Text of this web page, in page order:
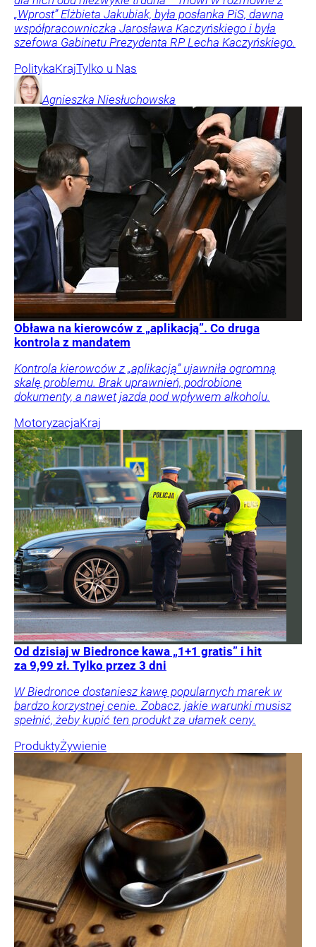
„Wprost” Elżbieta Jakubiak, była posłanka PiS, dawna
współpracowniczka Jarosława Kaczyńskiego i była
szefowa Gabinetu Prezydenta RP Lecha Kaczyńskiego.
PolitykaKrajTylko u Nas
Agnieszka Niesłuchowska
Obława na kierowców z „aplikacją”. Co druga
kontrola z mandatem
Kontrola kierowców z „aplikacją” ujawniła ogromną
skalę problemu. Brak uprawnień, podrobione
dokumenty, a nawet jazda pod wpływem alkoholu.
MotoryzacjaKraj
Od dzisiaj w Biedronce kawa „1+1 gratis” i hit
za 9,99 zł. Tylko przez 3 dni
W Biedronce dostaniesz kawę popularnych marek w
bardzo korzystnej cenie. Zobacz, jakie warunki musisz
spełnić, żeby kupić ten produkt za ułamek ceny.
ProduktyŻywienie